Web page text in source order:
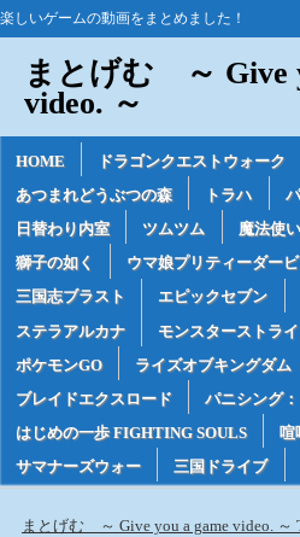
楽しいゲームの動画をまとめました！
まとげむ ～ Give
video. ～
HOME ドラゴンクエストウォーク
あつまれどうぶつの森
トラハ
日替わり内室
ツムツム 魔法使
獅子の如く
ウマ娘プリティーダー
三国志ブラスト
エピックセブン
ステラアルカナ
モンスターストラ
ポケモンGO
ライズオブキングダム
ブレイドエクスロード
パニシング
はじめの一歩 FIGHTING SOULS
サマナーズウォー
三国ドライブ
まとげむ ～ Give you a game video. ～